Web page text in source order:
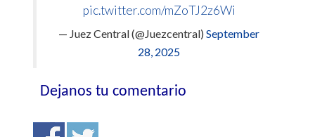
pic.twitter.com/mZoTJ2z6Wi
— Juez Central (@Juezcentral)September
28, 2025
Dejanos tu comentario